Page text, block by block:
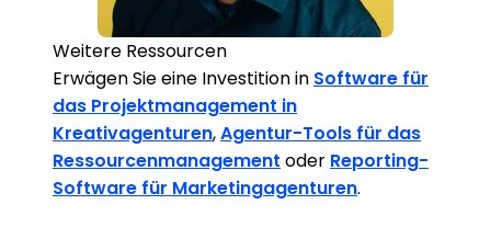
Weitere Ressourcen
Erwägen Sie eine Investition in Software für
das Projektmanagement in
Kreativagenturen, Agentur-Tools für das
Ressourcenmanagement oder Reporting-
Software für Marketingagenturen.